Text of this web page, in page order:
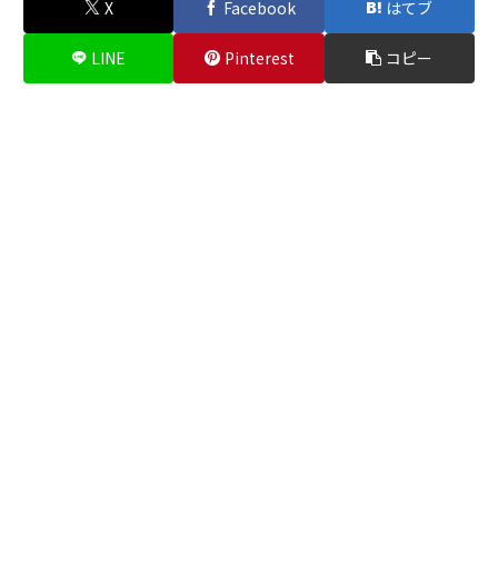
X Facebook はてブ
LINE Pinterest コピー